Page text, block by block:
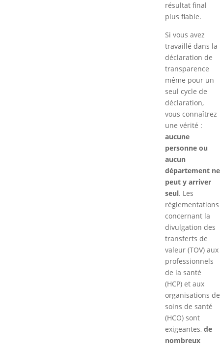
résultat final
plus fiable.
Si vous avez
travaillé dans la
déclaration de
transparence
même pour un
seul cycle de
déclaration,
vous connaîtrez
une vérité :
aucune
personne ou
aucun
département ne
peut y arriver
seul. Les
réglementations
concernant la
divulgation des
transferts de
valeur (TOV) aux
professionnels
de la santé
(HCP) et aux
organisations de
soins de santé
(HCO) sont
exigeantes, de
nombreux